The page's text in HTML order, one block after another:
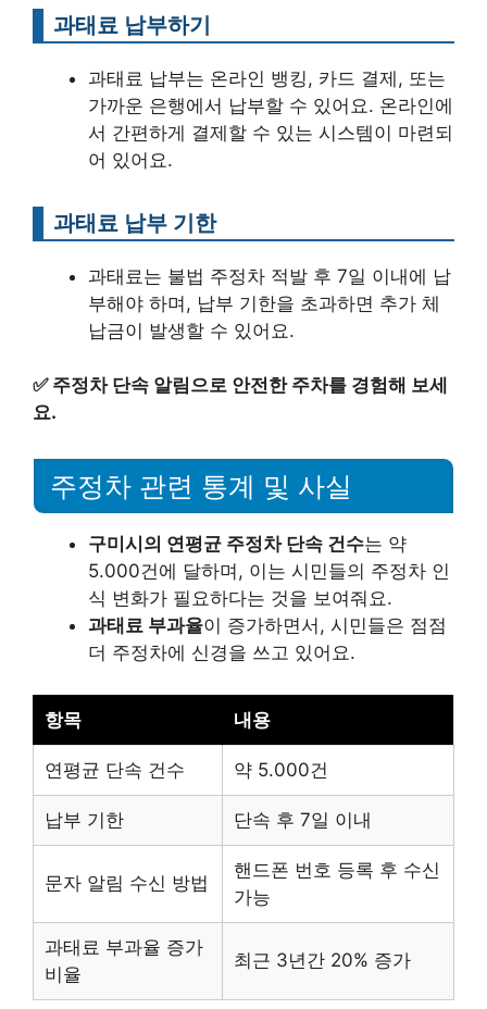
과태료 납부하기
과태료 납부는 온라인 뱅킹, 카드 결제, 또는
가까운 은행에서 납부할 수 있어요. 온라인에
서 간편하게 결제할 수 있는 시스템이 마련되
어 있어요.
과태료 납부 기한
과태료는 불법 주정차 적발 후 7일 이내에 납
부해야 하며, 납부 기한을 초과하면 추가 체
납금이 발생할 수 있어요.
✅ 주정차 단속 알림으로 안전한 주차를 경험해 보세
요.
주정차 관련 통계 및 사실
구미시의 연평균 주정차 단속 건수는 약
5.000건에 달하며, 이는 시민들의 주정차 인
식 변화가 필요하다는 것을 보여줘요.
과태료 부과율이 증가하면서, 시민들은 점점
더 주정차에 신경을 쓰고 있어요.
항목 내용
연평균 단속 건수 약 5.000건
납부 기한 단속 후 7일 이내
문자 알림 수신 방법
핸드폰 번호 등록 후 수신
가능
과태료 부과율 증가
비율
최근 3년간 20% 증가